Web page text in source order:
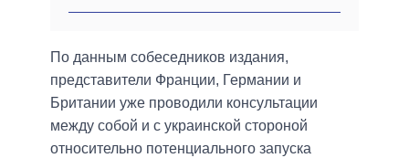
По данным собеседников издания,
представители Франции, Германии и
Британии уже проводили консультации
между собой и с украинской стороной
относительно потенциального запуска